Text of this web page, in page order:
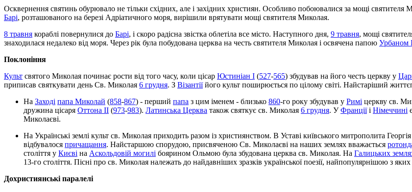
Осквернення святинь обурювало не тільки східних, але і західних християн. Особливо побоювалися за мощі святителя
Барі, розташованого на березі Адріатичного моря, вирішили врятувати мощі святителя Миколая.
8 травня кораблі повернулися до Барі, і скоро радісна звістка облетіла все місто. Наступного дня, 9 травня, мощі
знаходилася недалеко від моря. Через рік була побудована церква на честь святителя Миколая і освячена папою Урбаном
Поклоніння
Культ святого Миколая починає рости від того часу, коли цісар Юстиніан І (527-565) збудував на його честь церкву у
приписав святкувати день Св. Миколая 6 грудня. З Візантіїйого культ поширюється по цілому світі. Найстаріший
На Заході папа Миколай (858-867) - перший папа з цим іменем - близько 860-го року збудував у Римі церкву св.
дружина цісаря Оттона ІІ (973-983). Латинська Церква також святкує св. Миколая 6 грудня. УФранціїі Німеччині
Миколаєві.
На Українські землі культ св. Миколая приходить разом із християнством. В Уставі київського митрополита
відбувалося причащання. Найстаршою спорудою, присвяченою Св. Миколаєві на наших землях вважається
століття у Києві на Аскольдовій могилі боярином Ольмою була збудована церква св. Миколая. На Галицьких
13-го століття. Пісні про св. Миколая належать до найдавніших зразків української поезії, найпопулярнішою з
Дохристиянські паралелі